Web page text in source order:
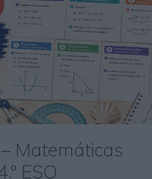
Matemáticas
ESO